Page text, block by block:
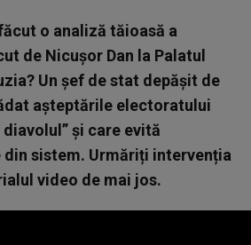
o analiză tăioasă a
de Nicușor Dan la Palatul
Un șef de stat depășit de
așteptările electoratului
și care evită
sistem. Urmăriți intervenția
video de mai jos.